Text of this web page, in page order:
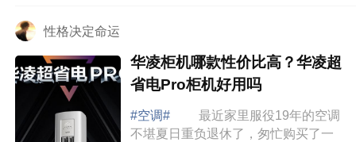
性格决定命运
华凌柜机哪款性价比高？华凌超
省电Pro柜机好用吗
#空调#
最近家里服役19年的空调
不堪夏日重负退休了，匆忙购买了一